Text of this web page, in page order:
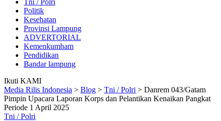
Tni / Polri
Politik
Kesehatan
Provinsi Lampung
ADVERTORIAL
Kemenkumham
Pendidikan
Bandar lampung
Ikuti KAMI
Media Rilis Indonesia > Blog > Tni / Polri > Danrem 043/Gatam
Pimpin Upacara Laporan Korps dan Pelantikan Kenaikan Pangkat
Periode 1 April 2025
Tni / Polri